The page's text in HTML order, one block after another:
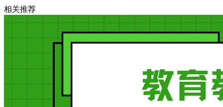
相关推荐